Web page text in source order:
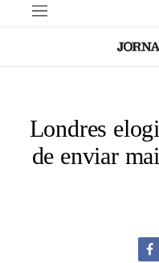
Londres
de enviar